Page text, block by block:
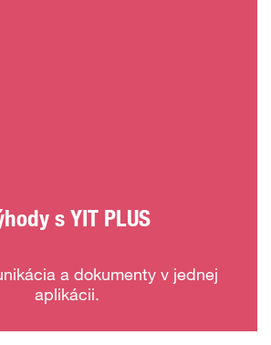
s YIT PLUS
a dokumenty v jednej
aplikácii.